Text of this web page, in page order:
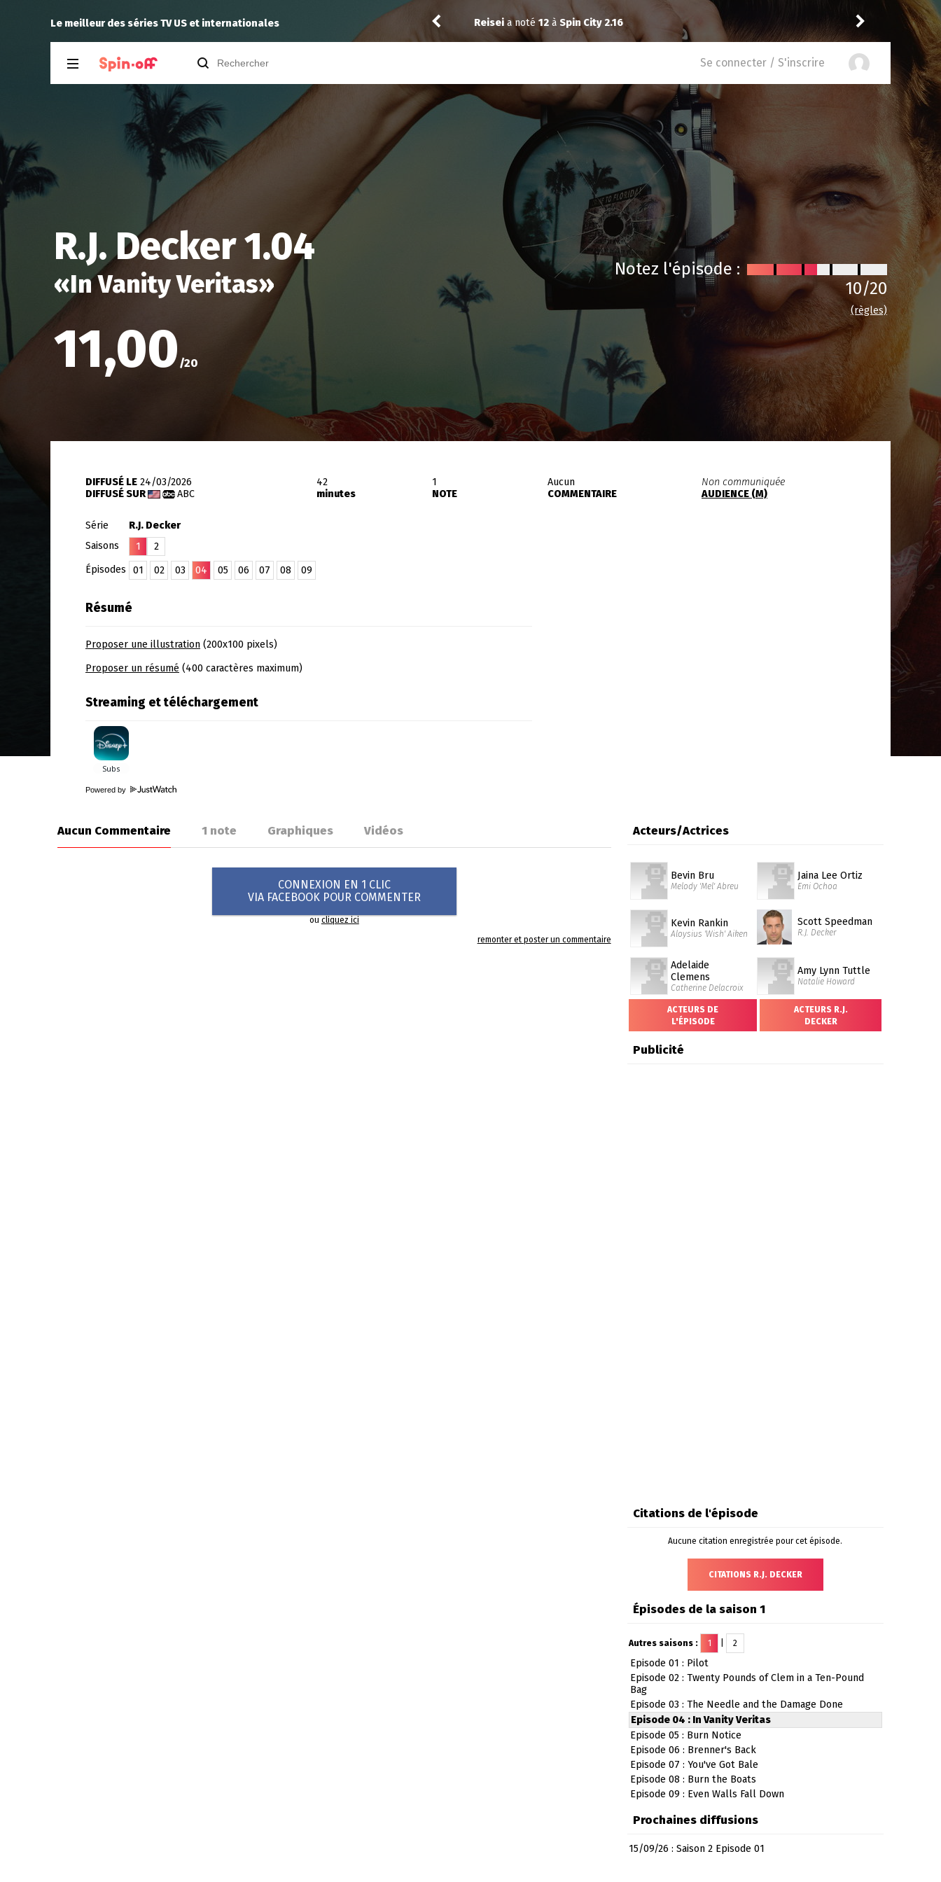
Le meilleur des séries TV US et internationales
13.19 YerecommandeInventing Anna Reisei a noté 12 à Spin City 2.16 Thibol a noté Trying
Se connecter / S'inscrire
R.J. Decker 1.04
«In Vanity Veritas»
11,00 /20
Notez l'épisode :
10/20
(règles)
DIFFUSÉ LE 24/03/2026
DIFFUSÉ SUR
ABC
42
minutes
1
NOTE
Aucun
COMMENTAIRE
Non communiquée
AUDIENCE (M)
Série
R.J. Decker
Saisons
1
2
Épisodes
01 02 03 04 05 06 07 08 09
Résumé
Proposer une illustration (200x100 pixels)
Proposer un résumé (400 caractères maximum)
Streaming et téléchargement
Powered by
Aucun Commentaire 1 note Graphiques Vidéos
CONNEXION EN 1 CLIC
VIA FACEBOOK POUR COMMENTER
oucliquez ici
remonter et poster un commentaire
Acteurs/Actrices
Bevin Bru
Melody 'Mel' Abreu
Jaina Lee Ortiz
Emi Ochoa
Kevin Rankin
Aloysius 'Wish' Aiken
Scott Speedman
R.J. Decker
Adelaide
Clemens
Catherine Delacroix
Amy Lynn Tuttle
Natalie Howard
ACTEURS DE
L'ÉPISODE
ACTEURS R.J.
DECKER
Publicité
Citations de l'épisode
Aucune citation enregistrée pour cet épisode.
CITATIONS R.J. DECKER
Épisodes de la saison 1
Autres saisons : 1 2
Episode 01 : Pilot
Episode 02 : Twenty Pounds of Clem in a Ten-Pound
Bag
Episode 03 : The Needle and the Damage Done
Episode 04 : In Vanity Veritas
Episode 05 : Burn Notice
Episode 06 : Brenner's Back
Episode 07 : You've Got Bale
Episode 08 : Burn the Boats
Episode 09 : Even Walls Fall Down
Prochaines diffusions
15/09/26 : Saison 2 Episode 01